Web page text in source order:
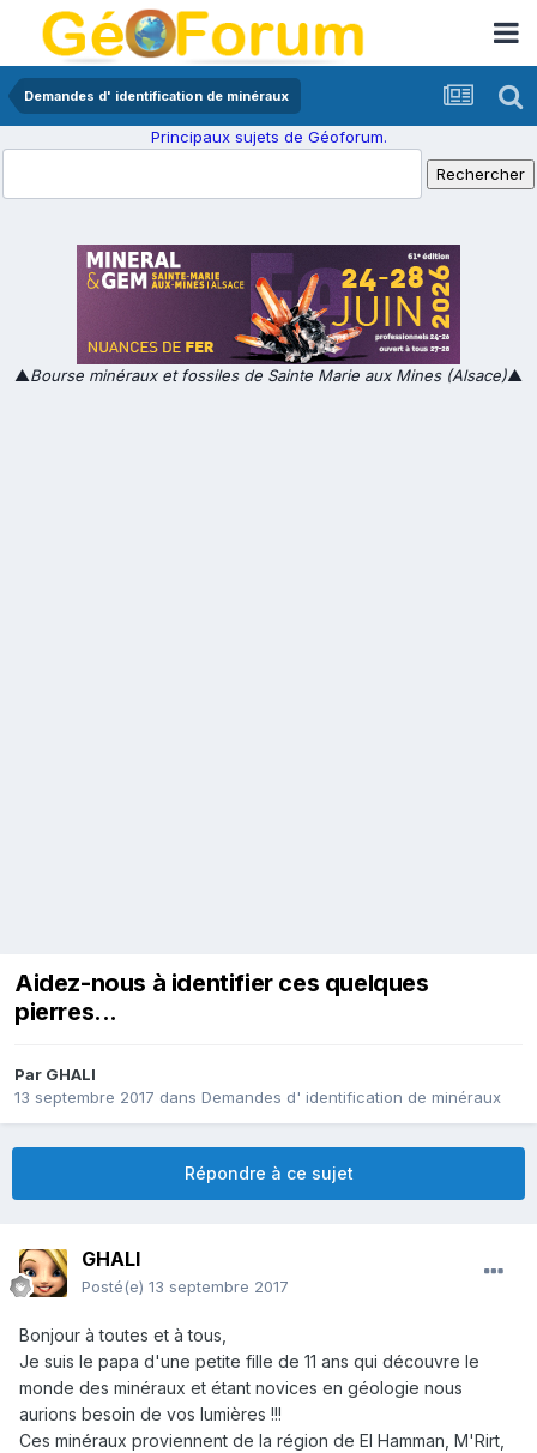
Demandes d' identification de minéraux
Principaux sujets de Géoforum.
▲Bourse minéraux et fossiles de Sainte Marie aux Mines (Alsace)▲
Aidez-nous à identifier ces quelques
pierres...
Par GHALI
13 septembre 2017 dans Demandes d' identification de minéraux
Répondre à ce sujet
GHALI
Posté(e) 13 septembre 2017
Bonjour à toutes et à tous,
Je suis le papa d'une petite fille de 11 ans qui découvre le
monde des minéraux et étant novices en géologie nous
aurions besoin de vos lumières !!!
Ces minéraux proviennent de la région de El Hamman, M'Rirt,